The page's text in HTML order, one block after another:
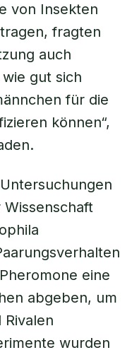
von Insekten
fragten
auch
gut sich
für die
können“,
eine
abgeben, um
wurden